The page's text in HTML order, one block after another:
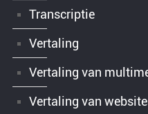
Transcriptie
Vertaling
Vertaling van
Vertaling van